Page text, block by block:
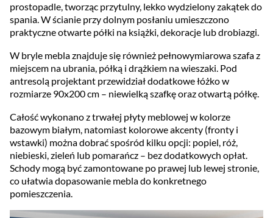
prostopadle, tworząc przytulny, lekko wydzielony zakątek do
spania. W ścianie przy dolnym posłaniu umieszczono
praktyczne otwarte półki na książki, dekoracje lub drobiazgi.
W bryle mebla znajduje się również pełnowymiarowa szafa z
miejscem na ubrania, półką i drążkiem na wieszaki. Pod
antresolą projektant przewidział dodatkowe łóżko w
rozmiarze 90x200 cm – niewielką szafkę oraz otwartą półkę.
Całość wykonano z trwałej płyty meblowej w kolorze
bazowym białym, natomiast kolorowe akcenty (fronty i
wstawki) można dobrać spośród kilku opcji: popiel, róż,
niebieski, zieleń lub pomarańcz – bez dodatkowych opłat.
Schody mogą być zamontowane po prawej lub lewej stronie,
co ułatwia dopasowanie mebla do konkretnego
pomieszczenia.